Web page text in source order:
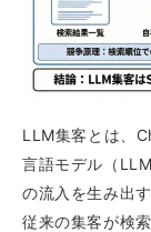
LLM集客とは、
言語モデル（
の流入を生み出
従来の集客が検